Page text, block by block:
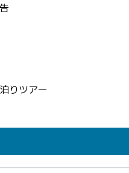
りツアー